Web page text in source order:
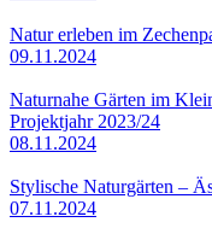
Natur erleben im
09.11.2024
Naturnahe Gärten im
Projektjahr 2023/24
08.11.2024
Stylische Naturgärten –
07.11.2024